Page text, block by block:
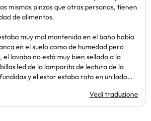
mismas pinzas que otras personas, tienen
de alimentos.
muy mal mantenida en el baño había
en el suelo como de humedad pero
el lavabo no está muy bien sellado a la
led de la lamparita de lectura de la
y el estor estaba roto en un lado…
Vedi traduzione